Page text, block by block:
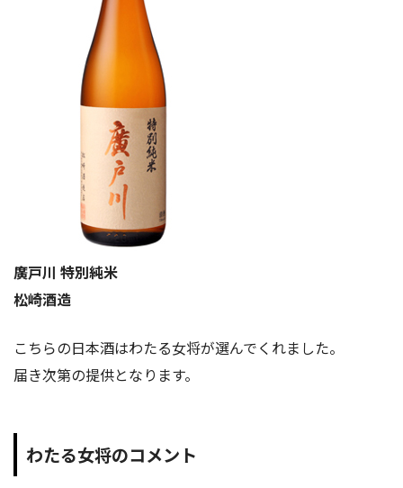
廣戸川 特別純米
松崎酒造
こちらの日本酒はわたる女将が選んでくれました。
届き次第の提供となります。
わたる女将のコメント